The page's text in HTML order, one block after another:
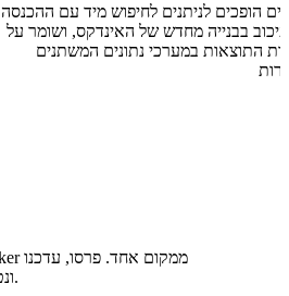
הופכים לניתנים לחיפוש מיד עם ההכנסה
בבנייה מחדש של האינדקס, ושומר על
התוצאות במערכי נתונים המשתנים
ונטרו את הפרויקטים שלכם בקלות.